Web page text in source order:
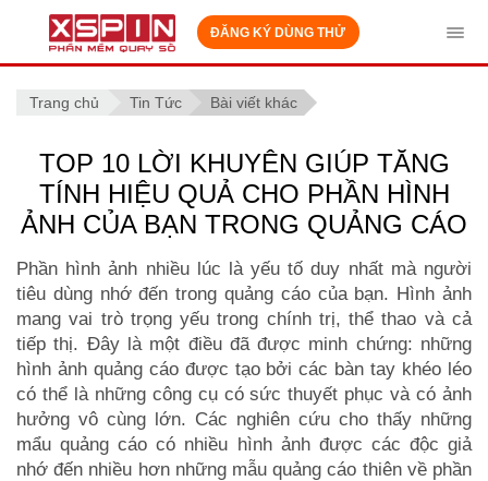
ĐĂNG KÝ DÙNG THỬ
Trang chủ Tin Tức Bài viết khác
TOP 10 LỜI KHUYÊN GIÚP TĂNG
TÍNH HIỆU QUẢ CHO PHẦN HÌNH
ẢNH CỦA BẠN TRONG QUẢNG CÁO
Phần hình ảnh nhiều lúc là yếu tố duy nhất mà người
tiêu dùng nhớ đến trong quảng cáo của bạn. Hình ảnh
mang vai trò trọng yếu trong chính trị, thể thao và cả
tiếp thị. Đây là một điều đã được minh chứng: những
hình ảnh quảng cáo được tạo bởi các bàn tay khéo léo
có thể là những công cụ có sức thuyết phục và có ảnh
hưởng vô cùng lớn. Các nghiên cứu cho thấy những
mẩu quảng cáo có nhiều hình ảnh được các độc giả
nhớ đến nhiều hơn những mẫu quảng cáo thiên về phần